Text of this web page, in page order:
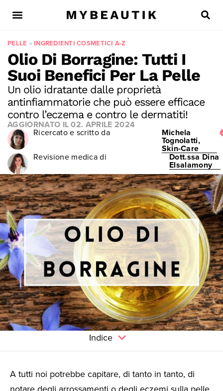
PELLE » INGREDIENTI COSMETICI A-Z
Olio Di Borragine: Tutti I
Suoi Benefici Per La Pelle
Un olio idratante dalle proprietà
antinfiammatorie che può essere efficace
contro l’eczema e contro le dermatiti!
AGGIORNATO IL02. APRILE 2024
Ricercato e scritto da Michela
Tognolatti,
Skin-Care
Revisione medica di Dott.ssa Dina
Elsalamony
Indice
A tutti noi potrebbe capitare, di tanto in tanto, di